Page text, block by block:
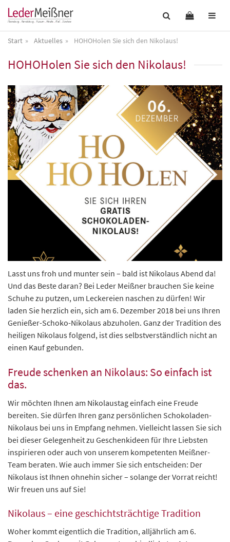
Start Aktuelles HOHOHolen Sie sich den Nikolaus!
HOHOHolen Sie sich den Nikolaus!
Lasst uns froh und munter sein – bald ist Nikolaus Abend da!
Und das Beste daran? Bei Leder Meißner brauchen Sie keine
Schuhe zu putzen, um Leckereien naschen zu dürfen! Wir
laden Sie herzlich ein, sich am 6. Dezember 2018 bei uns Ihren
Genießer-Schoko-Nikolaus abzuholen. Ganz der Tradition des
heiligen Nikolaus folgend, ist dies selbstverständlich nicht an
einen Kauf gebunden.
Freude schenken an Nikolaus: So einfach ist
das.
Wir möchten Ihnen am Nikolaustag einfach eine Freude
bereiten. Sie dürfen Ihren ganz persönlichen Schokoladen-
Nikolaus bei uns in Empfang nehmen. Vielleicht lassen Sie sich
bei dieser Gelegenheit zu Geschenkideen für Ihre Liebsten
inspirieren oder auch von unserem kompetenten Meißner-
Team beraten. Wie auch immer Sie sich entscheiden: Der
Nikolaus ist Ihnen ohnehin sicher – solange der Vorrat reicht!
Wir freuen uns auf Sie!
Nikolaus – eine geschichtsträchtige Tradition
Woher kommt eigentlich die Tradition, alljährlich am 6.